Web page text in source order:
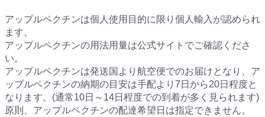
アップルペクチンは個人使用目的に限り個人輸入が認められ
ます。
アップルペクチンの用法用量は公式サイトでご確認くださ
い。
アップルペクチンは発送国より航空便でのお届けとなり、ア
ップルペクチンの納期の目安は手配より7日から20日程度と
なります。(通常10日～14日程度での到着が多く見られます)
原則、アップルペクチンの配達希望日は指定できません。